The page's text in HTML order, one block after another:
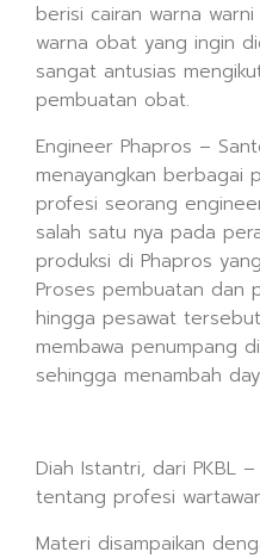
berisi cairan warna
warna obat yang ingin
sangat antusias
pembuatan obat.
Engineer Phapros –
menayangkan berbagai
profesi seorang
salah satu nya pada
produksi di Phapros
Proses pembuatan dan
hingga pesawat
membawa penumpang
sehingga menambah
Diah Istantri, dari PKBL
tentang profesi
Materi disampaikan